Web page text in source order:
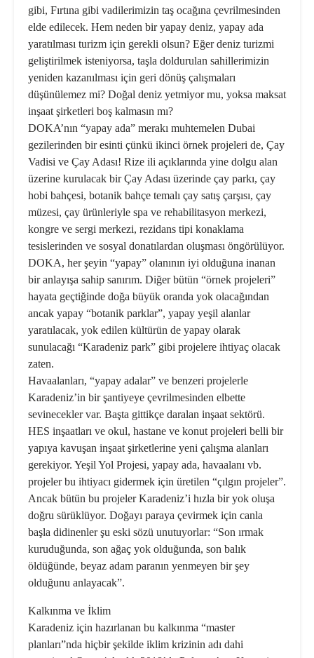
gibi, Fırtına gibi vadilerimizin taş ocağına çevrilmesinden
elde edilecek. Hem neden bir yapay deniz, yapay ada
yaratılması turizm için gerekli olsun? Eğer deniz turizmi
geliştirilmek isteniyorsa, taşla doldurulan sahillerimizin
yeniden kazanılması için geri dönüş çalışmaları
düşünülemez mi? Doğal deniz yetmiyor mu, yoksa maksat
inşaat şirketleri boş kalmasın mı?
DOKA’nın “yapay ada” merakı muhtemelen Dubai
gezilerinden bir esinti çünkü ikinci örnek projeleri de, Çay
Vadisi ve Çay Adası! Rize ili açıklarında yine dolgu alan
üzerine kurulacak bir Çay Adası üzerinde çay parkı, çay
hobi bahçesi, botanik bahçe temalı çay satış çarşısı, çay
müzesi, çay ürünleriyle spa ve rehabilitasyon merkezi,
kongre ve sergi merkezi, rezidans tipi konaklama
tesislerinden ve sosyal donatılardan oluşması öngörülüyor.
DOKA, her şeyin “yapay” olanının iyi olduğuna inanan
bir anlayışa sahip sanırım. Diğer bütün “örnek projeleri”
hayata geçtiğinde doğa büyük oranda yok olacağından
ancak yapay “botanik parklar”, yapay yeşil alanlar
yaratılacak, yok edilen kültürün de yapay olarak
sunulacağı “Karadeniz park” gibi projelere ihtiyaç olacak
zaten.
Havaalanları, “yapay adalar” ve benzeri projelerle
Karadeniz’in bir şantiyeye çevrilmesinden elbette
sevinecekler var. Başta gittikçe daralan inşaat sektörü.
HES inşaatları ve okul, hastane ve konut projeleri belli bir
yapıya kavuşan inşaat şirketlerine yeni çalışma alanları
gerekiyor. Yeşil Yol Projesi, yapay ada, havaalanı vb.
projeler bu ihtiyacı gidermek için üretilen “çılgın projeler”.
Ancak bütün bu projeler Karadeniz’i hızla bir yok oluşa
doğru sürüklüyor. Doğayı paraya çevirmek için canla
başla didinenler şu eski sözü unutuyorlar: “Son ırmak
kuruduğunda, son ağaç yok olduğunda, son balık
öldüğünde, beyaz adam paranın yenmeyen bir şey
olduğunu anlayacak”.
Kalkınma ve İklim
Karadeniz için hazırlanan bu kalkınma “master
planları”nda hiçbir şekilde iklim krizinin adı dahi